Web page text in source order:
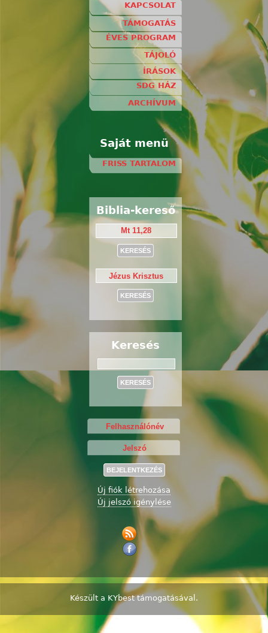
KAPCSOLAT
TÁMOGATÁS
ÉVES PROGRAM
TÁJOLÓ
ÍRÁSOK
SDG HÁZ
ARCHÍVUM
Saját menü
FRISS TARTALOM
Biblia-kereső
Keresés
Új fiók létrehozása
Új jelszó igénylése
Készült a KYbesttámogatásával.